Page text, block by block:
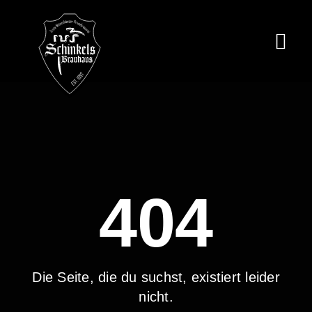
springen
Für
404
Die Seite, die du suchst, existiert leider
nicht.